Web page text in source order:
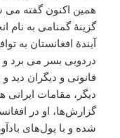
همین اکنون گفته می
گزینۀ گمنامی به نام
آیندۀ افغانستان به
دردوبی بسر می برد
قانونی و دیگران دید
دیگر، مقامات ایرانی
گزارش‌ها، او در
شده و با پول‌های